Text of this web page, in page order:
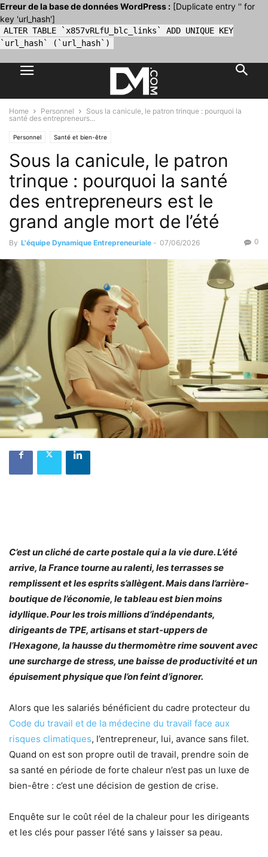
Erreur de la base de données WordPress : [Duplicate entry '' for
key 'url_hash']
ALTER TABLE `x857vRLfU_blc_links` ADD UNIQUE KEY
`url_hash` (`url_hash`)
Home Personnel
Sous la canicule, le patron trinque : pourquoi la
santé des entrepreneurs...
Personnel Santé et bien-être
Sous la canicule, le patron
trinque : pourquoi la santé
des entrepreneurs est le
grand angle mort de l’été
By L'équipe Dynamique Entrepreneuriale - 07/06/2026 0
C’est un cliché de carte postale qui a la vie dure. L’été
arrive, la France tourne au ralenti, les terrasses se
remplissent et les esprits s’allègent. Mais dans l’arrière-
boutique de l’économie, le tableau est bien moins
idyllique. Pour les trois millions d’indépendants,
dirigeants de TPE, artisans et start-uppers de
l’Hexagone, la hausse du thermomètre rime souvent avec
une surcharge de stress, une baisse de productivité et un
épuisement physique que l’on feint d’ignorer.
Alors que les salariés bénéficient du cadre protecteur du
Code du travail et de la médecine du travail face aux
risques climatiques, l’entrepreneur, lui, avance sans filet.
Quand on est son propre outil de travail, prendre soin de
sa santé en période de forte chaleur n’est pas un luxe de
bien-être : c’est une décision de gestion de crise.
Enquête sur le coût réel de la chaleur pour les dirigeants
et les clés pour passer l’été sans y laisser sa peau.